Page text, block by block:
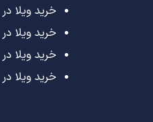
خرید ویلا
خرید ویلا
خرید ویلا
خرید ویلا